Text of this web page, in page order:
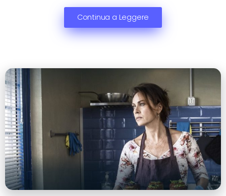
Continua a Leggere